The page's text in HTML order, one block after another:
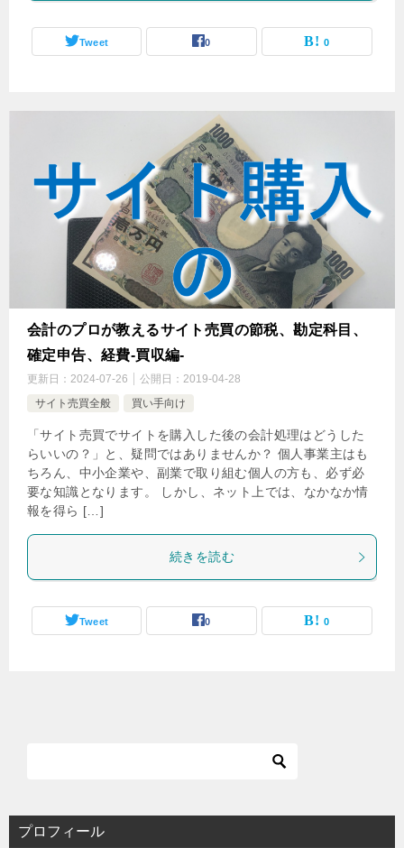
Tweet 0 0
会計のプロが教えるサイト売買の節税、勘定科目、
確定申告、経費-買収編-
更新日： 2024-07-26 公開日： 2019-04-28
サイト売買全般
買い手向け
「サイト売買でサイトを購入した後の会計処理はどうした
らいいの？」と、疑問ではありませんか？ 個人事業主はも
ちろん、中小企業や、副業で取り組む個人の方も、必ず必
要な知識となります。 しかし、ネット上では、なかなか情
報を得ら […]
続きを読む
Tweet 0 0
プロフィール